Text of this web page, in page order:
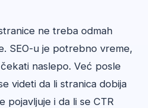
ne treba odmah
SEO-u je potrebno vreme,
naslepo. Već posle
videti da li stranica dobija
pojavljuje i da li se CTR